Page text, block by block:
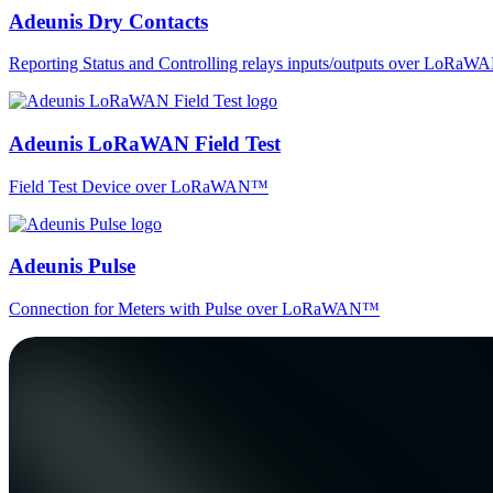
Adeunis Dry Contacts
Reporting Status and Controlling relays inputs/outputs over
Adeunis LoRaWAN Field Test
Field Test Device over LoRaWAN™
Adeunis Pulse
Connection for Meters with Pulse over LoRaWAN™